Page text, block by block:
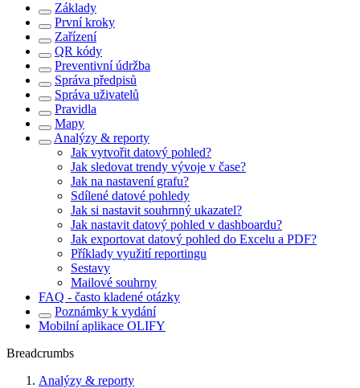
Základy
První kroky
Zařízení
QR kódy
Preventivní údržba
Správa předpisů
Správa uživatelů
Pravidla
Mapy
Analýzy & reporty
Jak vytvořit datový pohled?
Jak sledovat trendy vývoje v čase?
Jak na nastavení grafu?
Sdílené datové pohledy
Jak si nastavit souhrnný ukazatel?
Jak nastavit datový pohled v dashboardu?
Jak exportovat datový pohled do Excelu a PDF?
Příklady využití reportingu
Sestavy
Mailové souhrny
FAQ - často kladené otázky
Poznámky k vydání
Mobilní aplikace OLIFY
Breadcrumbs
Analýzy & reporty